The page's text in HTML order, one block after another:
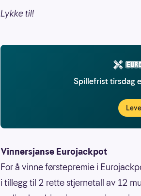
Lykke til!
Spillefrist tirsdag
Vinnersjanse Eurojackpot
For å vinne førstepremie i
i tillegg til 2 rette stjernetall av 12